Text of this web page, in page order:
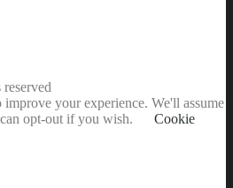
your experience. We'll assume
opt-out if you wish.
Cookie